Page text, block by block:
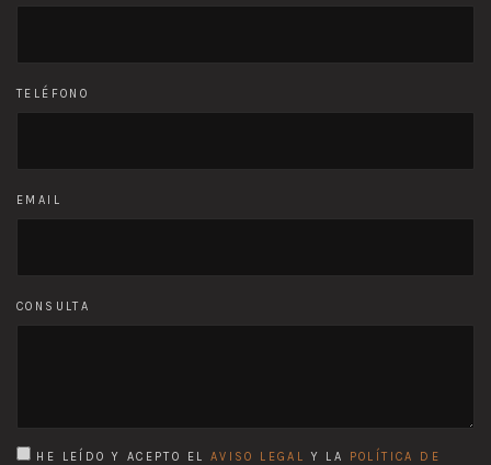
TELÉFONO
EMAIL
CONSULTA
HE LEÍDO Y ACEPTO EL AVISO LEGAL Y LA
POLÍTICA DE